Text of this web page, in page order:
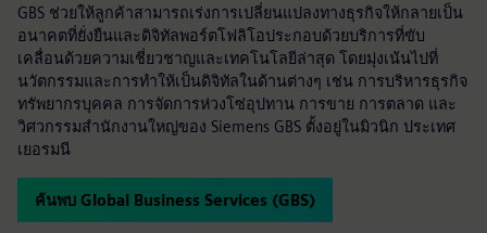
GBS ช่วยให้ลูกค้าสามารถเร่งการเปลี่ยนแปลงทางธุรกิจให้กลายเป็น
อนาคตที่ยั่งยืนและดิจิทัลพอร์ตโฟลิโอประกอบด้วยบริการที่ขับ
เคลื่อนด้วยความเชี่ยวชาญและเทคโนโลยีล่าสุด โดยมุ่งเน้นไปที่
นวัตกรรมและการทำให้เป็นดิจิทัลในด้านต่างๆ เช่น การบริหารธุรกิจ
ทรัพยากรบุคคล การจัดการห่วงโซ่อุปทาน การขาย การตลาด และ
วิศวกรรมสำนักงานใหญ่ของ Siemens GBS ตั้งอยู่ในมิวนิก ประเทศ
เยอรมนี
ค้นพบ Global Business Services (GBS)